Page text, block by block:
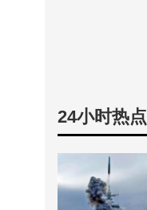
24小时热点